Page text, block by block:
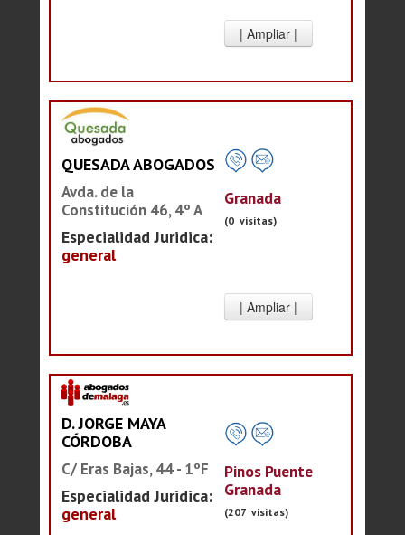
QUESADA ABOGADOS
Avda. de la
Constitución 46, 4º A
Especialidad Juridica:
general
Granada
(0 visitas)
D. JORGE MAYA
CÓRDOBA
C/ Eras Bajas, 44 - 1ºF
Especialidad Juridica:
general
Pinos Puente
Granada
(207 visitas)